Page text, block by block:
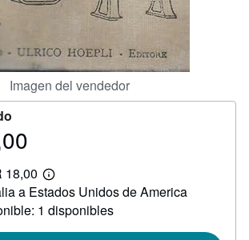
Imagen del vendedor
18,00
Más
información
sobre
las
a Estados Unidos de America
1 disponibles